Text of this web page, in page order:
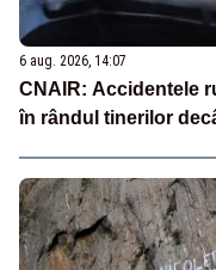
6 aug. 2026, 14:07
CNAIR: Accidentele
în rândul tinerilor